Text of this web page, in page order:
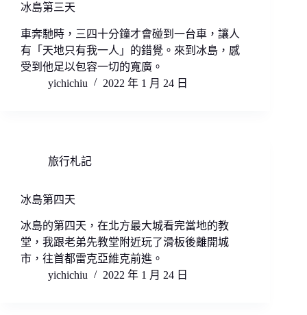
冰島第三天
車奔馳時，三四十分鐘才會碰到一台車，讓人
有「天地只有我一人」的錯覺。來到冰島，感
受到他足以包容一切的寬廣。
yichichiu
2022 年 1 月 24 日
旅行札記
冰島第四天
冰島的第四天，在北方最大城看完當地的教
堂，我跟老弟先教堂附近玩了滑板後離開城
市，往首都雷克亞維克前進。
yichichiu
2022 年 1 月 24 日